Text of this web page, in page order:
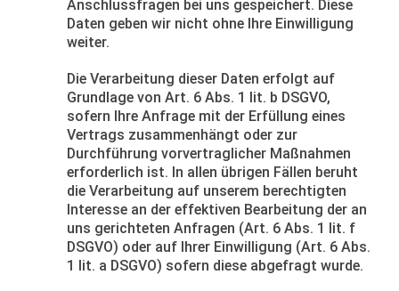
Anschlussfragen bei uns gespeichert. Diese
Daten geben wir nicht ohne Ihre Einwilligung
weiter.
Die Verarbeitung dieser Daten erfolgt auf
Grundlage von Art. 6 Abs. 1 lit. b DSGVO,
sofern Ihre Anfrage mit der Erfüllung eines
Vertrags zusammenhängt oder zur
Durchführung vorvertraglicher Maßnahmen
erforderlich ist. In allen übrigen Fällen beruht
die Verarbeitung auf unserem berechtigten
Interesse an der effektiven Bearbeitung der an
uns gerichteten Anfragen (Art. 6 Abs. 1 lit. f
DSGVO) oder auf Ihrer Einwilligung (Art. 6 Abs.
1 lit. a DSGVO) sofern diese abgefragt wurde.